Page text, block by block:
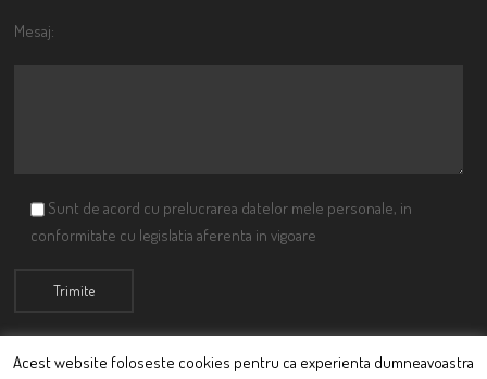
Mesaj:
Sunt de acord cu prelucrarea datelor mele personale, in
conformitate cu legislatia aferenta in vigoare
Acest website foloseste cookies pentru ca experienta dumneavoastra